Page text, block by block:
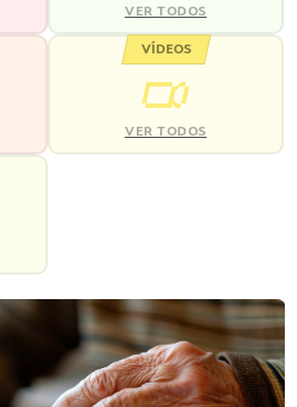
VER TODOS
VÍDEOS
VER TODOS